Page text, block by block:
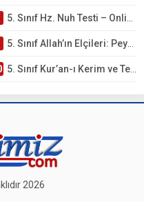
5. Sınıf Hz. Nuh Testi – Online Çöz
5. Sınıf Allah’ın Elçileri: Peygamberler Testi – Online Çöz
5. Sınıf Kur’an-ı Kerim ve Temel Özellikleri Testi – Online Çöz
2026